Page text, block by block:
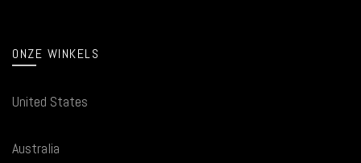
ONZE WINKELS
United States
Australia